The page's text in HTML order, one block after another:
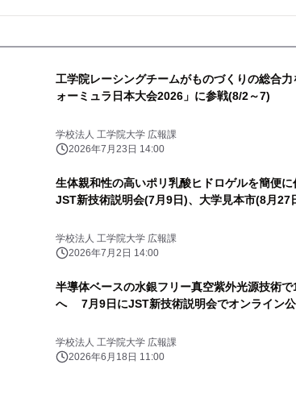
工学院レーシングチームがものづくりの総合
ォーミュラ日本大会2026」に参戦(8/2～7)
学校法人 工学院大学 広報課
2026年7月23日 14:00
生体親和性の高いポリ乳酸ヒドロゲルを簡便
JST新技術説明会(7月9日)、大学見本市(8月27
学校法人 工学院大学 広報課
2026年7月2日 14:00
半導体ベースの水銀フリー真空紫外光源技術
へ 7月9日にJST新技術説明会でオンライン公
学校法人 工学院大学 広報課
2026年6月18日 11:00